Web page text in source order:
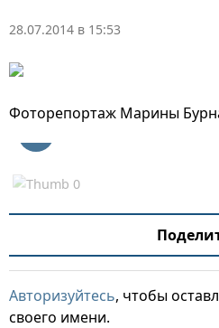
28.07.2014 в 15:53
Фоторепортаж Марины
Авторизуйтесь, чтобы
своего имени.